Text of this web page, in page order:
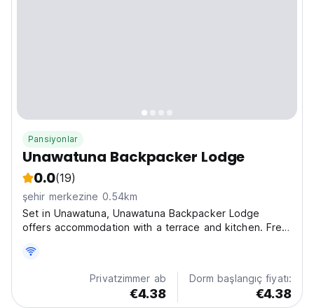
Pansiyonlar
Unawatuna Backpacker Lodge
0.0(19)
şehir merkezine 0.54km
Set in Unawatuna, Unawatuna Backpacker Lodge
offers accommodation with a terrace and kitchen. Free
kettle. A Sri Lankan local breakfast is served daily at
the property for LKR/-300.00 p/p. This property...
Privatzimmer ab
€4.38
Dorm başlangıç fiyatı:
€4.38